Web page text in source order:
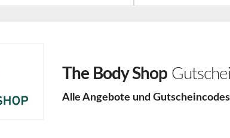
The Body Shop
Alle Angebote und